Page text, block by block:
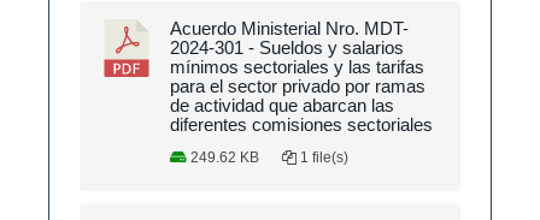
Acuerdo Ministerial Nro. MDT-
2024-301 - Sueldos y salarios
mínimos sectoriales y las tarifas
para el sector privado por ramas
de actividad que abarcan las
diferentes comisiones sectoriales
249.62 KB 1 file(s)